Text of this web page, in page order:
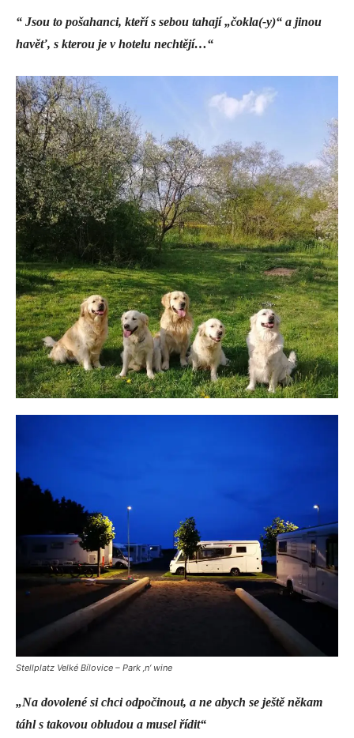
“ Jsou to pošahanci, kteří s sebou tahají „čokla(-y)“ a jinou
havěť, s kterou je v hotelu nechtějí…“
Stellplatz Velké Bílovice – Park ‚n‘ wine
„Na dovolené si chci odpočinout, a ne abych se ještě někam
táhl s takovou obludou a musel řídit“